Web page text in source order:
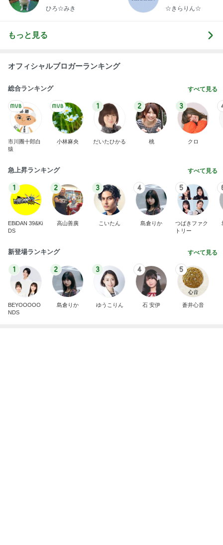
ひろ☆みき
らりん☆のブログ
☆きらりん☆
もっと見る
オフィシャルブロガーランキング
総合ランキング すべて見る
市川團十郎白
猿
小林麻央
1
だいたひかる
2
桃
3
クロ
急上昇ランキング すべて見る
1
EBiDAN 39&Ki
DS
2
高山善廣
3
こいたん
4
島倉りか
5
つばきファク
トリー
新登場ランキング すべて見る
1
BEYOOOOO
NDS
2
島倉りか
3
ゆうこりん
4
石 安伊
5
蒼井心音